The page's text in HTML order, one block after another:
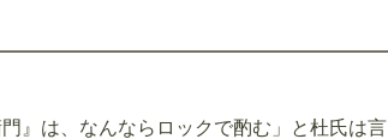
』は、なんならロックで酌む」と杜氏は言